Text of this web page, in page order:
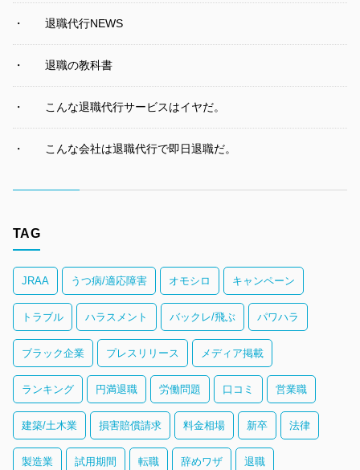
退職代行NEWS
退職の教科書
こんな退職代行サービスはイヤだ。
こんな会社は退職代行で即日退職だ。
TAG
JRAA うつ病/適応障害 オモシロ キャンペーン
トラブル ハラスメント バックレ/飛ぶ パワハラ
ブラック企業 プレスリリース メディア掲載
ランキング 円満退職 労働問題 口コミ 営業職
建築/土木業 損害賠償請求 料金相場 新卒 法律
製造業 試用期間 転職 辞めワザ 退職